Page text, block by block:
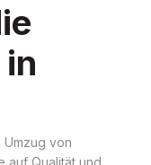
von
auf Qualität und